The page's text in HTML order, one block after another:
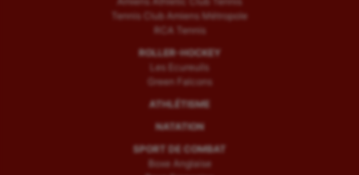
Tennis Club Amiens Métropole
RCA Tennis
ROLLER-HOCKEY
Les Ecureuils
Green Falcons
ATHLÉTISME
NATATION
SPORT DE COMBAT
Boxe Anglaise